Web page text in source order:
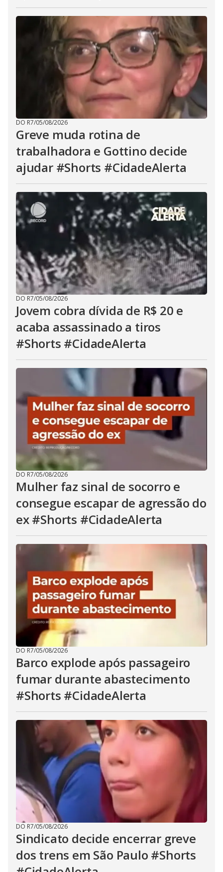
DO R7/05/08/2026
Greve muda rotina de
trabalhadora e Gottino decide
ajudar #Shorts #CidadeAlerta
DO R7/05/08/2026
Jovem cobra dívida de R$ 20 e
acaba assassinado a tiros
#Shorts #CidadeAlerta
DO R7/05/08/2026
Mulher faz sinal de socorro e
consegue escapar de agressão do
ex #Shorts #CidadeAlerta
DO R7/05/08/2026
Barco explode após passageiro
fumar durante abastecimento
#Shorts #CidadeAlerta
DO R7/05/08/2026
Sindicato decide encerrar greve
dos trens em São Paulo #Shorts